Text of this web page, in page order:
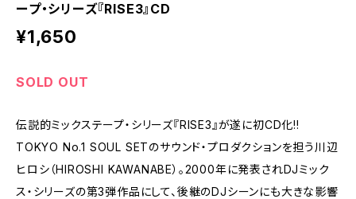
ープ・シリーズ『RISE3』CD
¥1,650
SOLD OUT
伝説的ミックステープ・シリーズ『RISE3』が遂に初CD化!!
TOKYO No.1 SOUL SETのサウンド・プロダクションを担う川辺
ヒロシ（HIROSHI KAWANABE）。2000年に発表されDJミック
ス・シリーズの第3弾作品にして、後継のDJシーンにも大きな影響